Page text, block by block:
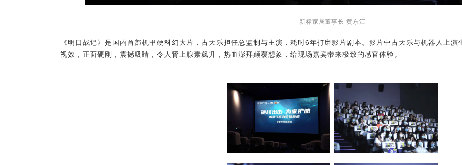
新标家居董事长 黄东江
《明日战记》是国内首部机甲硬科幻大片，古天乐担任总监制与主演，耗时6年打磨影片剧本。影片中古天乐与机器人上
视效，正面硬刚，震撼吸睛，令人肾上腺素飙升，热血澎拜颠覆想象，给现场嘉宾带来极致的感官体验。